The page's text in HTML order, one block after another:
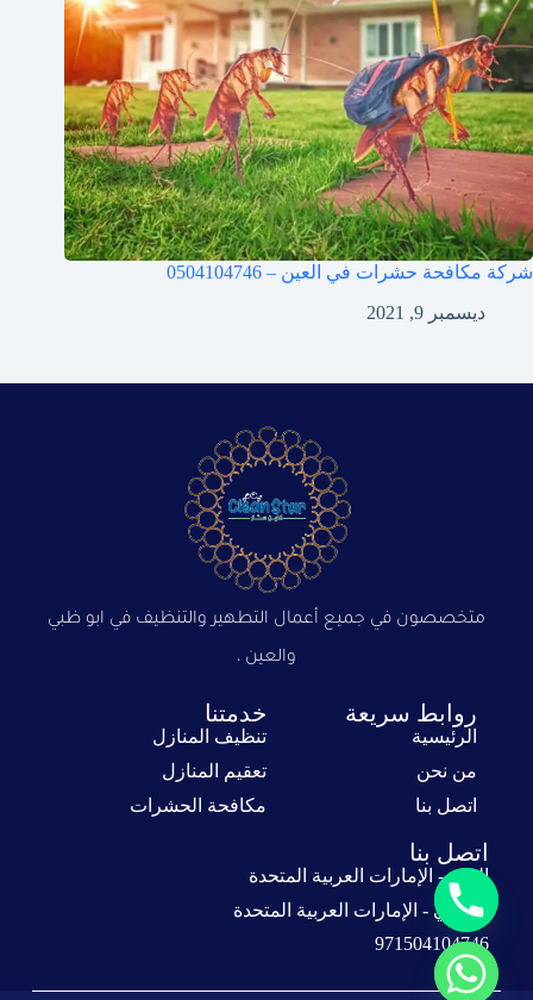
شركة مكافحة حشرات في العين – 0504104746
ديسمبر 9, 2021
متخصصون في جميع أعمال التطهير والتنظيف في ابو ظبي
والعين ،
روابط سريعة
الرئيسية
من نحن
اتصل بنا
خدمتنا
تنظيف المنازل
تعقيم المنازل
مكافحة الحشرات
اتصل بنا
العين - الإمارات العربية المتحدة
أبوظبي - الإمارات العربية المتحدة
971504104746